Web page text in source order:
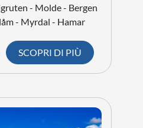
- Molde - Bergen
- Myrdal - Hamar
SCOPRI DI PIÙ